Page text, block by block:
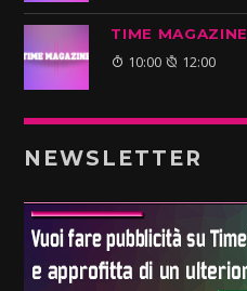
TIME MAGAZINE
10:00 12:00
NEWSLETTER